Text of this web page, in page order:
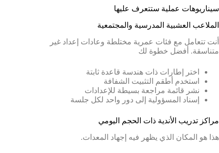
سيناريوهات عملية ستتعرف عليها
الملاعب العشبية المدرسية والمجتمعية
أنت تتعامل مع فئات عمرية مختلطة وعادات إعداد غير
متناسقة. أفضل خطوة لك
اختر إطارات ذات هندسة قاعدة ثابتة
استخدم أطقم التثبيت الشفافة
نشر قائمة مراجعة بسيطة للإعدادات
إسناد المسؤولية إلى دور واحد لكل جلسة
مراكز تدريب الأندية ذات الحجم اليومي
هذا هو المكان الذي يظهر فيه إجهاد المعدات.